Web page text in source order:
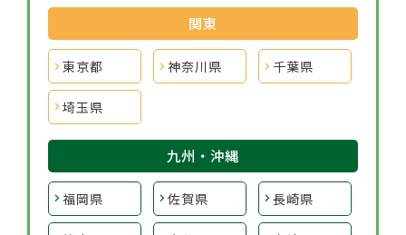
関東
東京都 神奈川県 千葉県
埼玉県
九州・沖縄
福岡県 佐賀県 長崎県